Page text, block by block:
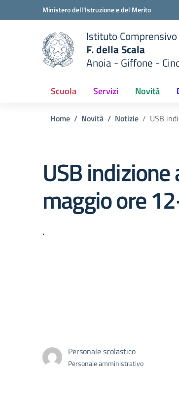
Vai ai contenuti
Vai al menu di navigazioneMinistero dell'Istruzione e del Merito
scuola
Istituto Comprensivo
F. della Scala
Anoia - Giffone -
Scuola Servizi Novità
Home Novità Notizie USB
USB
maggio ore
.
Personale scolastico
Personale amministrativo